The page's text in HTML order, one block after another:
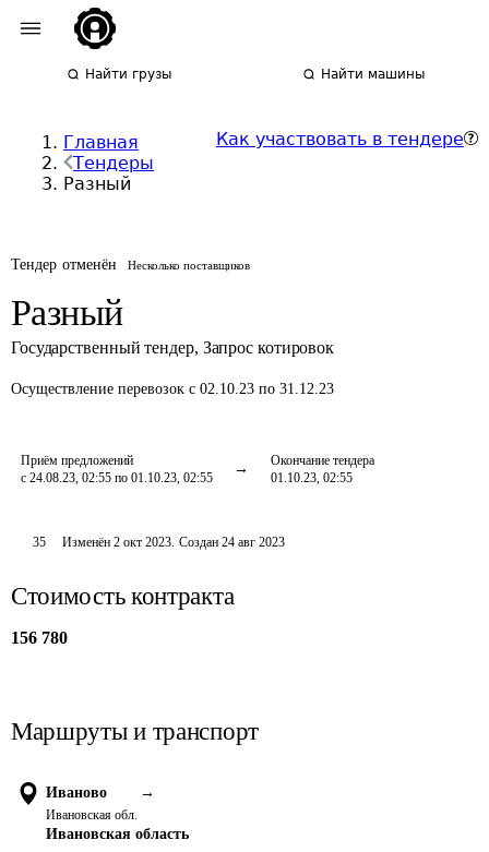
Найти грузы Найти машины
Главная
Тендеры
Разный
Как участвовать в тендере
Тендер отменён Несколько поставщиков
Разный
Государственный тендер, Запрос котировок
Осуществление перевозок с 02.10.23 по 31.12.23
Приём предложений
с 24.08.23, 02:55 по 01.10.23, 02:55
Окончание тендера
01.10.23, 02:55
35 Изменён2 окт 2023. Создан 24 авг 2023
Стоимость контракта
156 780
Маршруты и транспорт
Иваново →
Ивановская обл.
Ивановская область